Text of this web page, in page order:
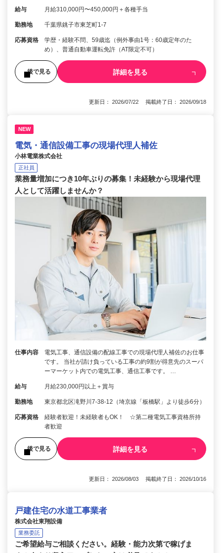
給与 月給310,000円〜450,000円＋各種手当
勤務地 千葉県銚子市東芝町1-7
応募資格
学歴・経験不問、59歳迄（例外事由1号：60歳定年のた
め）、普通自動車運転免許（AT限定不可）
後で見る 詳細を見る
更新日： 2026/07/22 掲載終了日： 2026/09/18
NEW
電気・通信設備工事の現場代理人補佐
小林電業株式会社
正社員
業務量増加につき10年ぶりの募集！未経験から現場代理
人として活躍しませんか？
仕事内容
電気工事、通信設備の配線工事での現場代理人補佐のお仕事
です。 当社が請け負っている工事の約9割が得意先のスーパ
ーマーケット内での電気工事、通信工事です。 …
給与 月給230,000円以上＋賞与
勤務地 東京都北区滝野川7-38-12（埼京線「板橋駅」より徒歩6分）
応募資格
経験者歓迎！未経験者もOK！ ☆第二種電気工事資格所持
者歓迎
後で見る 詳細を見る
更新日： 2026/08/03 掲載終了日： 2026/10/16
戸建住宅の水道工事業者
株式会社東翔設備
業務委託
ご希望給与ご相談ください。経験・能力次第で稼げま